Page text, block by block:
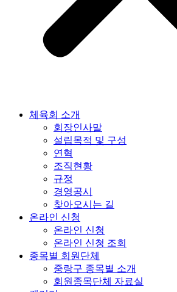
체육회 소개
회장인사말
설립목적 및 구성
연혁
조직현황
규정
경영공시
찾아오시는 길
온라인 신청
온라인 신청
온라인 신청 조회
종목별 회원단체
중랑구 종목별 소개
회원종목단체 자료실